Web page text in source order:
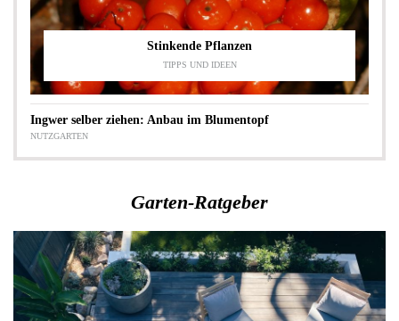
Stinkende Pflanzen
TIPPS UND IDEEN
Ingwer selber ziehen: Anbau im Blumentopf
NUTZGARTEN
Garten-Ratgeber